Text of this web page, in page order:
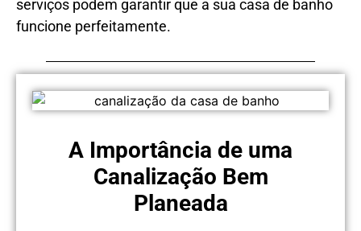
serviços podem garantir que a sua casa de banho
funcione perfeitamente.
A Importância de uma
Canalização Bem
Planeada